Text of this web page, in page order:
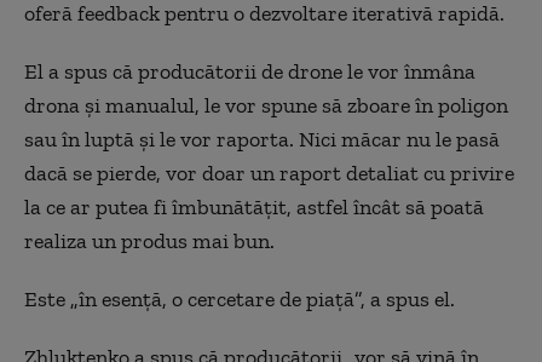
oferă feedback pentru o dezvoltare iterativă rapidă.
El a spus că producătorii de drone le vor înmâna
drona și manualul, le vor spune să zboare în poligon
sau în luptă și le vor raporta. Nici măcar nu le pasă
dacă se pierde, vor doar un raport detaliat cu privire
la ce ar putea fi îmbunătățit, astfel încât să poată
realiza un produs mai bun.
Este „în esență, o cercetare de piață”, a spus el.
Zhluktenko a spus că producătorii „vor să vină în